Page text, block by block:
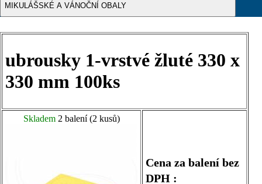
MIKULÁŠSKÉ A VÁNOČNÍ OBALY
ubrousky 1-vrstvé žluté 330 x
330 mm 100ks
Skladem2 balení (2 kusů)
Cena za balení bez
DPH :